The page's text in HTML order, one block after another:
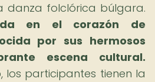
danza folclórica búlgara.
en el corazón de
por sus hermosos
escena cultural.
los participantes tienen la